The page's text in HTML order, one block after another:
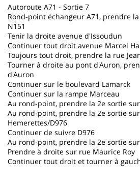
Autoroute A71 - Sortie 7
Rond-point échangeur A71, prendre
N151
Tenir la droite avenue d'Issoudun
Continuer tout droit avenue Marcel
Toujours tout droit, prendre la rue
Tourner à droite au pont d'Auron,
d'Auron
Continuer sur le boulevard Lamarck
Continuer sur la rampe Marceau
Au rond-point, prendre la 2e sortie
Au rond-point, prendre la 2e sortie
Hemerettes/D976
Continuer de suivre D976
Au rond-point, prendre la 2e sortie
Prendre à droite sur rue Maurice Roy
Continuer tout droit et tourner à